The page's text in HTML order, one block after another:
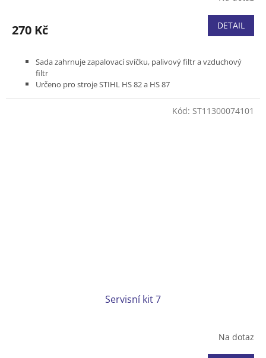
270 Kč DETAIL
Sada zahrnuje zapalovací svíčku, palivový filtr a vzduchový
filtr
Určeno pro stroje STIHL HS 82 a HS 87
Servisní kit 7
Na dotaz
Kód: ST11300074101